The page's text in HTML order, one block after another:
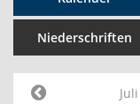
Niederschriften
Juli